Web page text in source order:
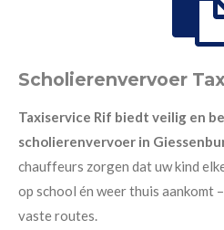
Scholierenvervoer
Taxiservice Rif biedt veilig en
scholierenvervoer in
chauffeurs zorgen dat uw kind
op school én weer thuis aankomt
vaste routes.